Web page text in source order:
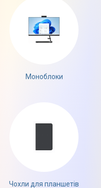
Моноблоки
Чохли для планшетів